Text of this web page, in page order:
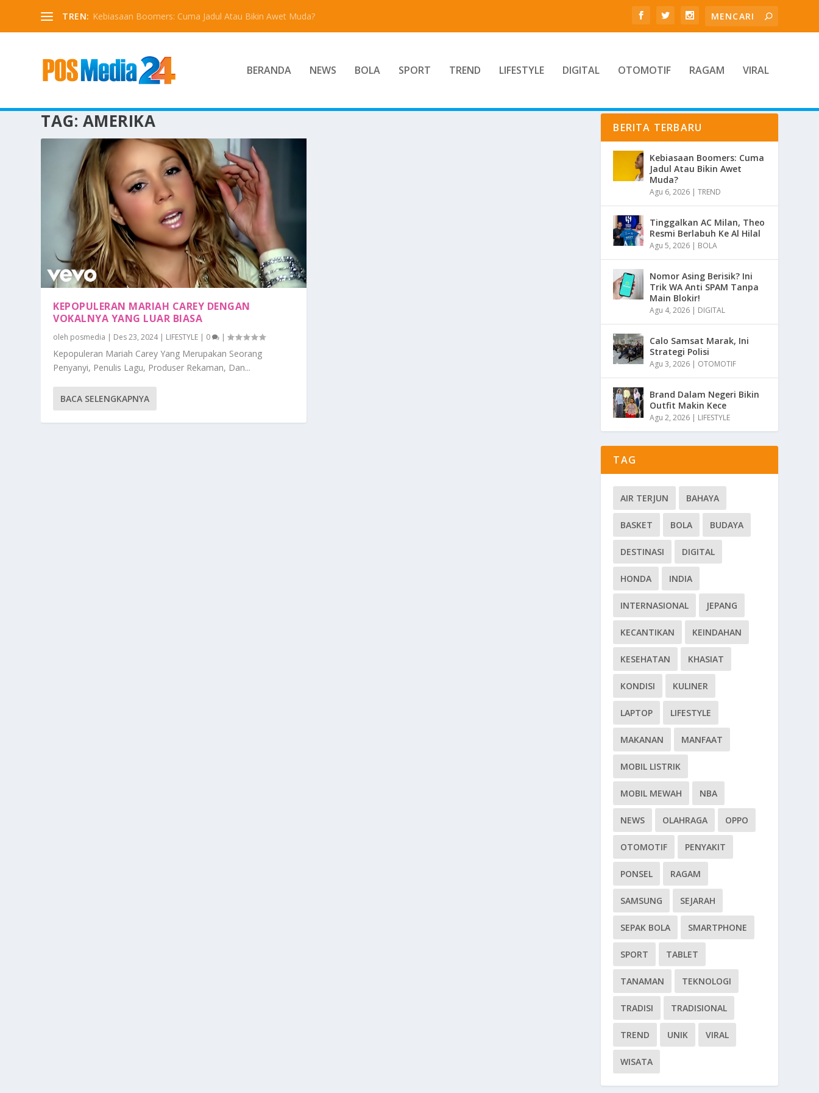
TREN: Kebiasaan Boomers: Cuma Jadul Atau Bikin Awet Muda?
BERANDA NEWS BOLA SPORT TREND LIFESTYLE DIGITAL OTOMOTIF RAGAM VIRAL
TAG: AMERIKA
KEPOPULERAN MARIAH CAREY DENGAN
VOKALNYA YANG LUAR BIASA
oleh posmedia | Des 23, 2024| LIFESTYLE | 0 |
Kepopuleran Mariah Carey Yang Merupakan Seorang
Penyanyi, Penulis Lagu, Produser Rekaman, Dan...
BACA SELENGKAPNYA
BERITA TERBARU
Kebiasaan Boomers: Cuma
Jadul Atau Bikin Awet
Muda?
Agu 6, 2026 |TREND
Tinggalkan AC Milan, Theo
Resmi Berlabuh Ke Al Hilal
Agu 5, 2026 | BOLA
Nomor Asing Berisik? Ini
Trik WA Anti SPAM Tanpa
Main Blokir!
Agu 4, 2026 | DIGITAL
Calo Samsat Marak, Ini
Strategi Polisi
Agu 3, 2026 | OTOMOTIF
Brand Dalam Negeri Bikin
Outfit Makin Kece
Agu 2, 2026 | LIFESTYLE
TAG
AIR TERJUN BAHAYA
BASKET BOLA BUDAYA
DESTINASI DIGITAL
HONDA INDIA
INTERNASIONAL JEPANG
KECANTIKAN KEINDAHAN
KESEHATAN KHASIAT
KONDISI KULINER
LAPTOP LIFESTYLE
MAKANAN MANFAAT
MOBIL LISTRIK
MOBIL MEWAH NBA
NEWS OLAHRAGA OPPO
OTOMOTIF PENYAKIT
PONSEL RAGAM
SAMSUNG SEJARAH
SEPAK BOLA SMARTPHONE
SPORT TABLET
TANAMAN TEKNOLOGI
TRADISI TRADISIONAL
TREND UNIK VIRAL
WISATA